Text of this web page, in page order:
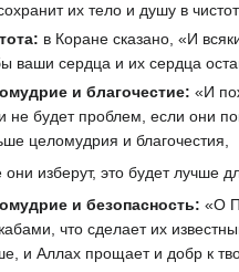
их тело и душу в
в Коране сказано, «И
ваши сердца и их сердца
и благочестие: «И
не будет проблем, если они
целомудрия и благочестия,
они изберут, это будет лучше
и безопасность: «О
что сделает их
и Аллах прощает и добр к